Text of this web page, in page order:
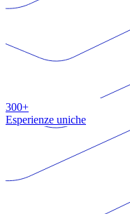
300+
Esperienze uniche